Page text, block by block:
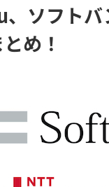
、ソフト
め！